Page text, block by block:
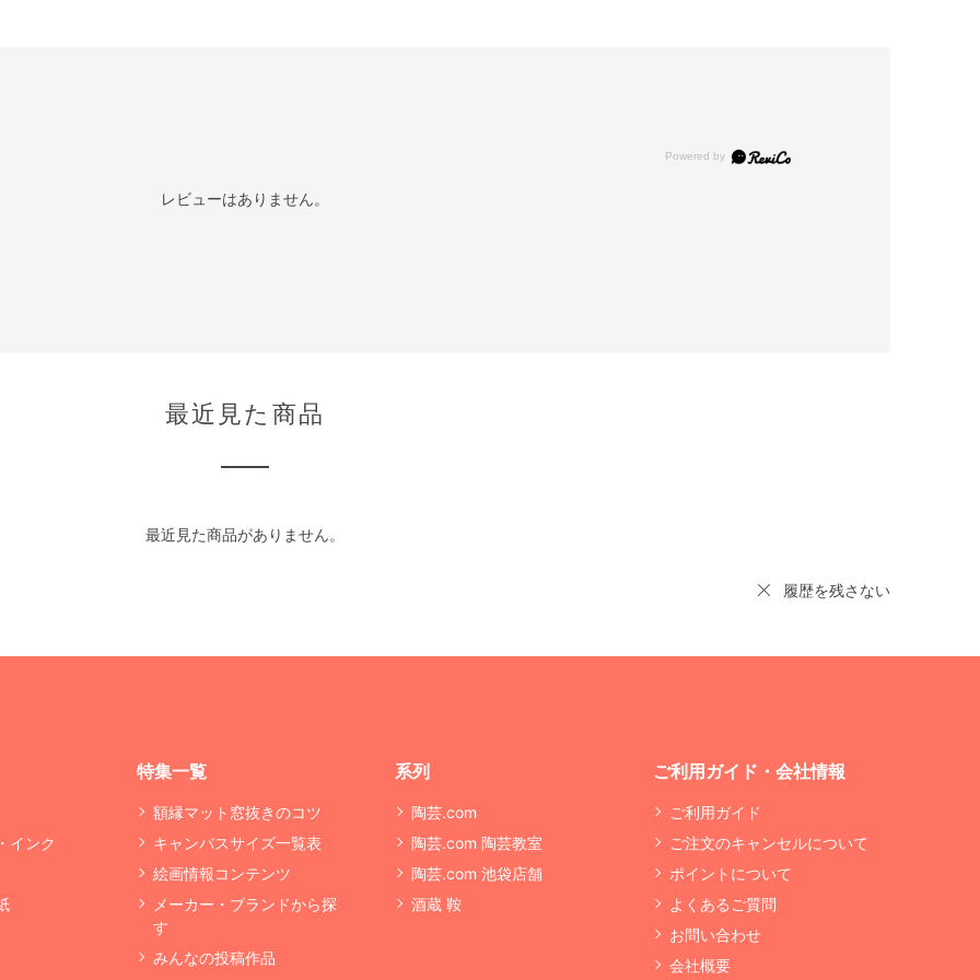
レビューはありません。
最近見た商品
最近見た商品がありません。
履歴を残さない
インク
特集一覧
額縁マット窓抜きのコツ
キャンバスサイズ一覧表
絵画情報コンテンツ
メーカー・ブランドから探
す
みんなの投稿作品
系列
陶芸.com
陶芸.com 陶芸教室
陶芸.com 池袋店舗
酒蔵 鞍
ご利用ガイド・会社情報
ご利用ガイド
ご注文のキャンセルについて
ポイントについて
よくあるご質問
お問い合わせ
会社概要